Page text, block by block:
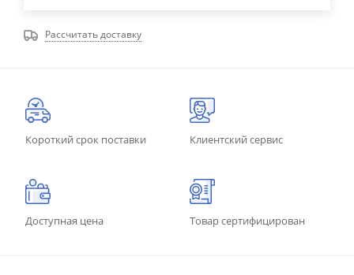
Рассчитать доставку
Короткий срок поставки Клиентский сервис
Доступная цена Товар сертифицирован